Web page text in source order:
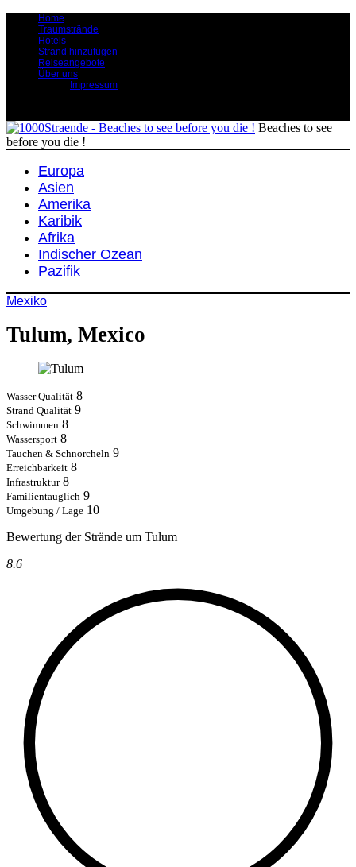
Home
Traumstrände
Hotels
Strand hinzufügen
Reiseangebote
Über uns
Impressum
Beaches to see
before you die !
Europa
Asien
Amerika
Karibik
Afrika
Indischer Ozean
Pazifik
Mexiko
Tulum, Mexico
Wasser Qualität 8
Strand Qualität 9
Schwimmen 8
Wassersport 8
Tauchen & Schnorcheln 9
Erreichbarkeit 8
Infrastruktur 8
Familientauglich 9
Umgebung / Lage 10
Bewertung der Strände um Tulum
8.6